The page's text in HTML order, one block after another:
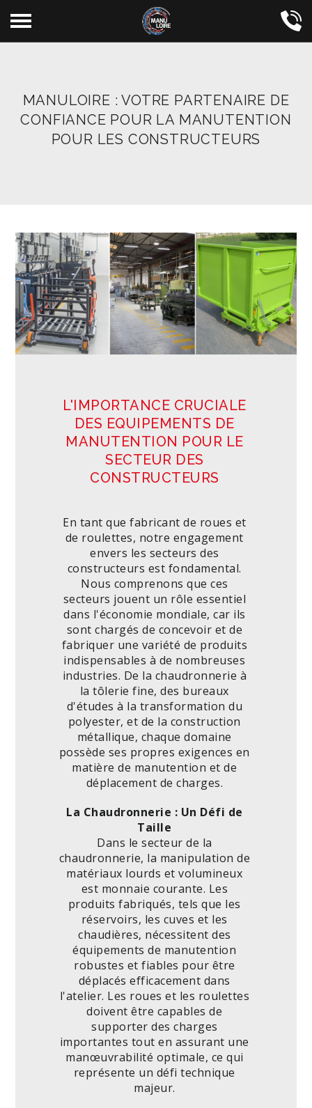
au
contenu
MANULOIRE : VOTRE PARTENAIRE DE
CONFIANCE POUR LA MANUTENTION
POUR LES CONSTRUCTEURS
L'IMPORTANCE CRUCIALE
DES EQUIPEMENTS DE
MANUTENTION POUR LE
SECTEUR DES
CONSTRUCTEURS
En tant que fabricant de roues et
de roulettes, notre engagement
envers les secteurs des
constructeurs est fondamental.
Nous comprenons que ces
secteurs jouent un rôle essentiel
dans l'économie mondiale, car ils
sont chargés de concevoir et de
fabriquer une variété de produits
indispensables à de nombreuses
industries. De la chaudronnerie à
la tôlerie fine, des bureaux
d'études à la transformation du
polyester, et de la construction
métallique, chaque domaine
possède ses propres exigences en
matière de manutention et de
déplacement de charges.
La Chaudronnerie : Un Défi de
Taille
Dans le secteur de la
chaudronnerie, la manipulation de
matériaux lourds et volumineux
est monnaie courante. Les
produits fabriqués, tels que les
réservoirs, les cuves et les
chaudières, nécessitent des
équipements de manutention
robustes et fiables pour être
déplacés efficacement dans
l'atelier. Les roues et les roulettes
doivent être capables de
supporter des charges
importantes tout en assurant une
manœuvrabilité optimale, ce qui
représente un défi technique
majeur.